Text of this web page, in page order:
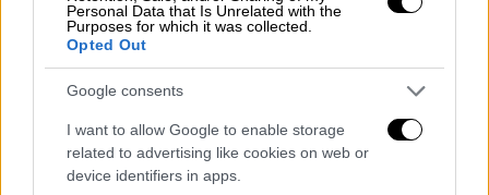
Personal Data that Is Unrelated with the
Purposes for which it was collected.
Opted Out
Google consents
I want to allow Google to enable storage
related to advertising like cookies on web or
device identifiers in apps.
στην πρεμιέρα στον αγώνα με τη Λαμία, όταν
δεν καταλογίστηκε πέναλτι υπέρ της ομάδας
μας και μάλιστα στην εξέλιξη της φάσης
σκόραρε ο αντίπαλος. Η δεύτερη φορά ήταν
στην αναμέτρηση Παναθηναϊκός – Ξάνθη
όταν ακυρώθηκε λανθασμένα γκολ της
ομάδας μας και στον αντίποδα